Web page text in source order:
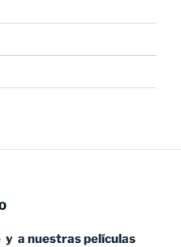
y a nuestras películas